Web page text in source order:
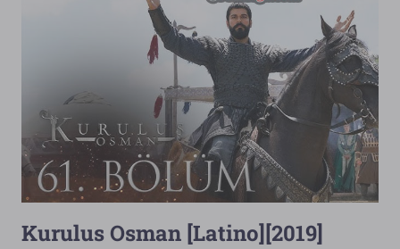
Kurulus Osman [Latino][2019]